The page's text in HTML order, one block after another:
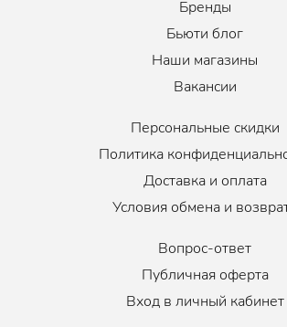
Бренды
Бьюти блог
Наши магазины
Вакансии
Персональные скидки
Политика
Доставка и оплата
Условия обмена и
Вопрос-ответ
Публичная оферта
Вход в личный кабинет